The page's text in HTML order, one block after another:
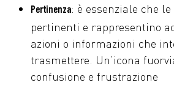
Pertinenza: è essenziale che
pertinenti e rappresentino
azioni o informazioni che
trasmettere. Un’icona
confusione e frustrazione